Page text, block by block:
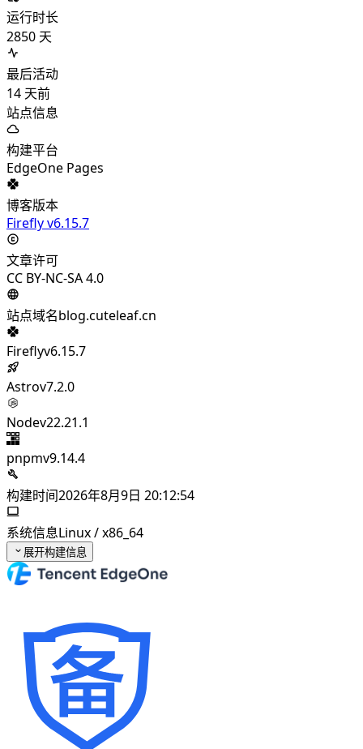
运行时长
2850 天
最后活动
14 天前
站点信息
构建平台
EdgeOne Pages
博客版本
Firefly v6.15.7
文章许可
CC BY-NC-SA 4.0
站点域名blog.cuteleaf.cn
Fireflyv6.15.7
Astrov7.2.0
Nodev22.21.1
pnpmv9.14.4
构建时间2026年8月9日 20:12:54
系统信息Linux / x86_64
展开构建信息